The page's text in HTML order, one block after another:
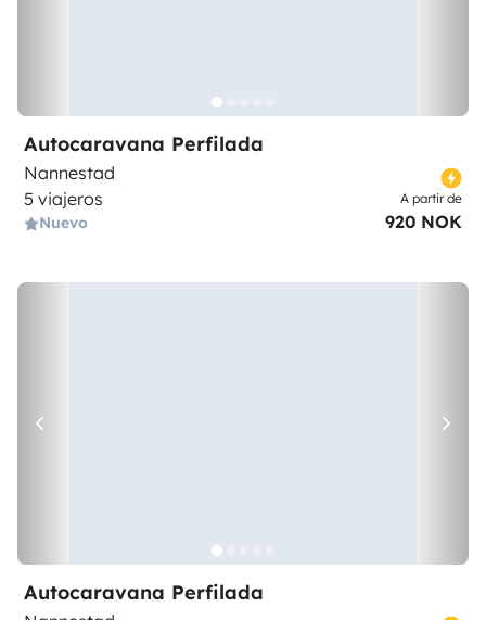
Autocaravana Perfilada
Nannestad
5 viajeros
Nuevo
A partir de
920 NOK
Autocaravana Perfilada